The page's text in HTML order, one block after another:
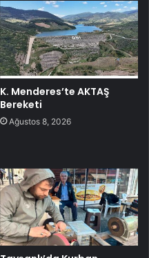
K. Menderes’te AKTAŞ
Bereketi
Ağustos 8, 2026